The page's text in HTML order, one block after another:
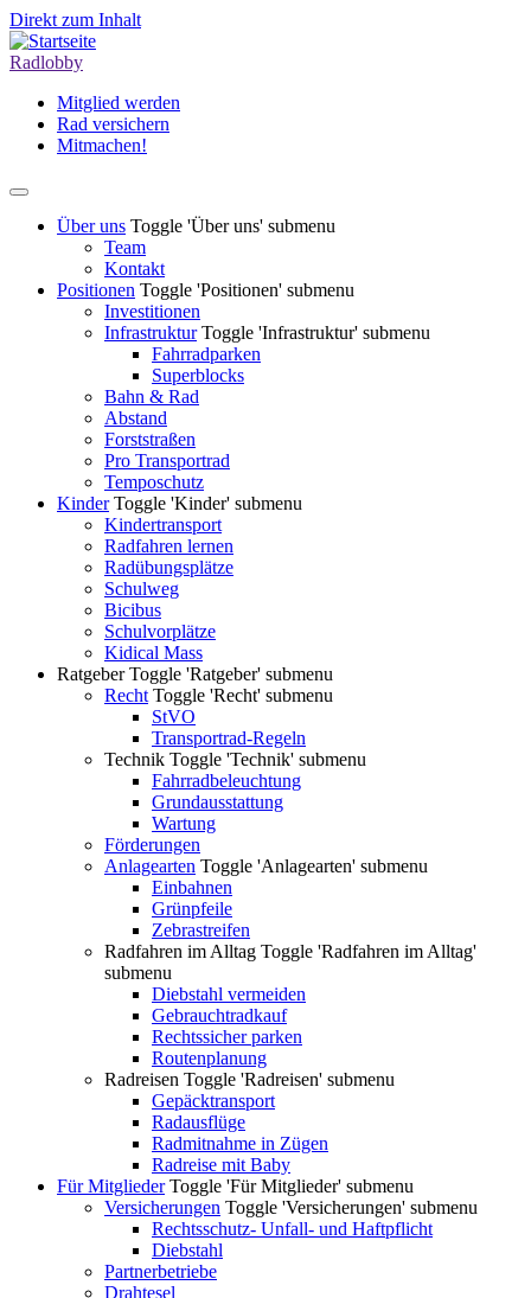
Direkt zum Inhalt
Radlobby
Mitglied werden
Rad versichern
Mitmachen!
Über uns Toggle 'Über uns' submenu
Team
Kontakt
Positionen Toggle 'Positionen' submenu
Investitionen
Infrastruktur Toggle 'Infrastruktur' submenu
Fahrradparken
Superblocks
Bahn & Rad
Abstand
Forststraßen
Pro Transportrad
Temposchutz
Kinder Toggle 'Kinder' submenu
Kindertransport
Radfahren lernen
Radübungsplätze
Schulweg
Bicibus
Schulvorplätze
Kidical Mass
Ratgeber Toggle 'Ratgeber' submenu
Recht Toggle 'Recht' submenu
StVO
Transportrad-Regeln
Technik Toggle 'Technik' submenu
Fahrradbeleuchtung
Grundausstattung
Wartung
Förderungen
Anlagearten Toggle 'Anlagearten' submenu
Einbahnen
Grünpfeile
Zebrastreifen
Radfahren im Alltag Toggle 'Radfahren im Alltag'
submenu
Diebstahl vermeiden
Gebrauchtradkauf
Rechtssicher parken
Routenplanung
Radreisen Toggle 'Radreisen' submenu
Gepäcktransport
Radausflüge
Radmitnahme in Zügen
Radreise mit Baby
Für Mitglieder Toggle 'Für Mitglieder' submenu
Versicherungen Toggle 'Versicherungen' submenu
Rechtsschutz- Unfall- und Haftpflicht
Diebstahl
Partnerbetriebe
Drahtesel